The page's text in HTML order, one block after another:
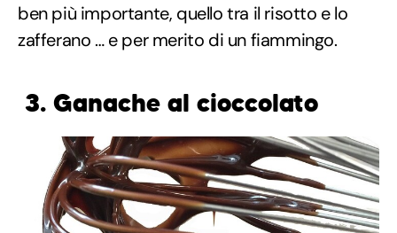
ben più importante, quello tra il risotto e lo
zafferano … e per merito di un fiammingo.
3. Ganache al cioccolato